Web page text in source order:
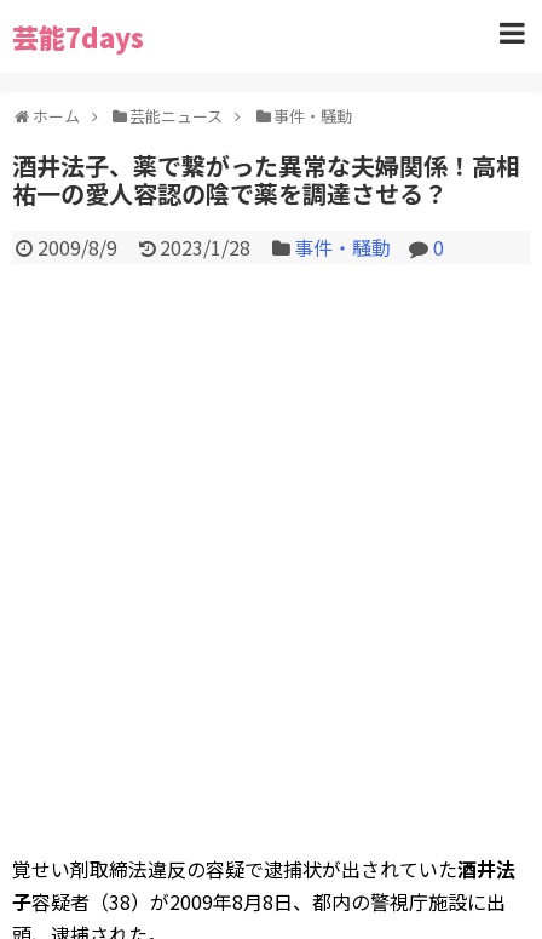
芸能7days
ホーム 芸能ニュース 事件・騒動
酒井法子、薬で繋がった異常な夫婦関係！高相
祐一の愛人容認の陰で薬を調達させる？
2009/8/9 2023/1/28 事件・騒動 0
覚せい剤取締法違反の容疑で逮捕状が出されていた酒井法
子容疑者（38）が2009年8月8日、都内の警視庁施設に出